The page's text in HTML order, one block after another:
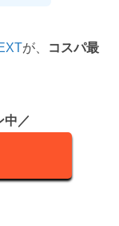
が、
コスパ最
中／